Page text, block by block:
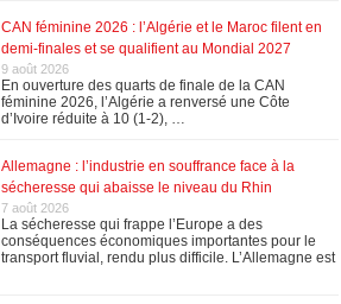
CAN féminine 2026 : l’Algérie et le Maroc filent en
demi-finales et se qualifient au Mondial 2027
9 août 2026
En ouverture des quarts de finale de la CAN
féminine 2026, l’Algérie a renversé une Côte
d’Ivoire réduite à 10 (1-2), …
Allemagne : l’industrie en souffrance face à la
sécheresse qui abaisse le niveau du Rhin
7 août 2026
La sécheresse qui frappe l’Europe a des
conséquences économiques importantes pour le
transport fluvial, rendu plus difficile. L’Allemagne est